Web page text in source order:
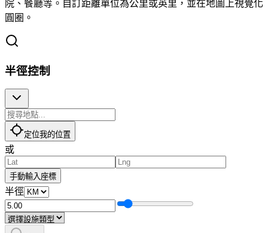
院、餐廳等。自訂距離單位為公里或英里，並在地圖上視覺化
圓圈。
半徑控制
定位我的位置
或
手動輸入座標
半徑